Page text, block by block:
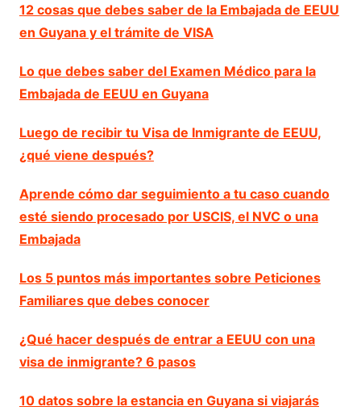
12 cosas que debes saber de la Embajada de EEUU
en Guyana y el trámite de VISA
Lo que debes saber del Examen Médico para la
Embajada de EEUU en Guyana
Luego de recibir tu Visa de Inmigrante de EEUU,
¿qué viene después?
Aprende cómo dar seguimiento a tu caso cuando
esté siendo procesado por USCIS, el NVC o una
Embajada
Los 5 puntos más importantes sobre Peticiones
Familiares que debes conocer
¿Qué hacer después de entrar a EEUU con una
visa de inmigrante? 6 pasos
10 datos sobre la estancia en Guyana si viajarás